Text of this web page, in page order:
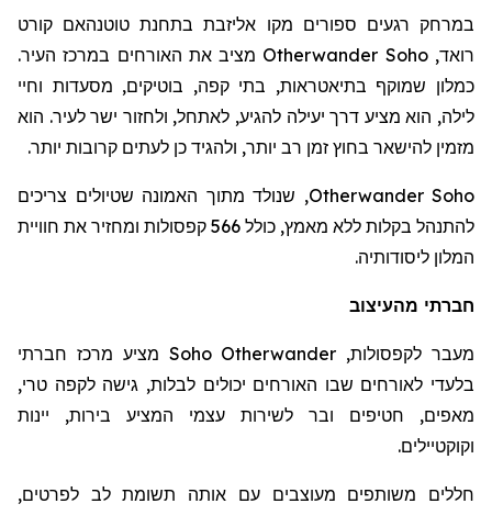
במרחק רגעים ספורים מקו אליזבת בתחנת טוטנהאם קורט
רואד,
Otherwander Soho מציב את האורחים במרכז העיר.
כמלון שמוקף בתיאטראות, בתי קפה, בוטיקים, מסעדות וחיי
לילה, הוא מציע דרך יעילה להגיע, לאתחל, ולחזור ישר לעיר. הוא
מזמין להישאר בחוץ זמן רב יותר, ולהגיד כן לעתים קרובות יותר.
Otherwander Soho, שנולד מתוך האמונה שטיולים צריכים
להתנהל בקלות ללא מאמץ, כולל 566 קפסולות ומחזיר את חוויית
המלון ליסודותיה.
חברתי מהעיצוב
מעבר לקפסולות, Otherwander
Soho מציע מרכז חברתי
בלעדי לאורחים שבו האורחים יכולים לבלות, גישה לקפה טרי,
מאפים, חטיפים ובר לשירות עצמי המציע בירות, יינות
וקוקטיילים.
חללים משותפים מעוצבים עם אותה תשומת לב לפרטים,